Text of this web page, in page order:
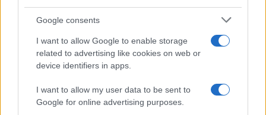
Google consents
I want to allow Google to enable storage
related to advertising like cookies on web or
device identifiers in apps.
I want to allow my user data to be sent to
Google for online advertising purposes.
Dove si terrà Vogue World nel 2027: la scelta di San